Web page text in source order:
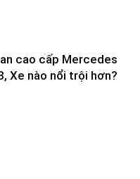
cao cấp Mercedes
Xe nào nổi trội hơn?